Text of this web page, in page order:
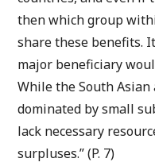
then which group
share these benefits.
major beneficiary
While the South
dominated by small
lack necessary
surpluses.” (P. 7)